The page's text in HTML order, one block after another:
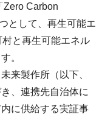
Carbon
として、再⽣可能エ
と再⽣可能エネル
。
来製作所（以下、
、連携先自治体に
に供給する実証事